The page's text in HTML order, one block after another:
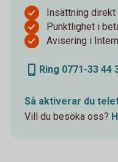
Insättning
Punktlighet i
Avisering i
Ring 0771-33
Så aktiverar du
Vill du besöka oss?